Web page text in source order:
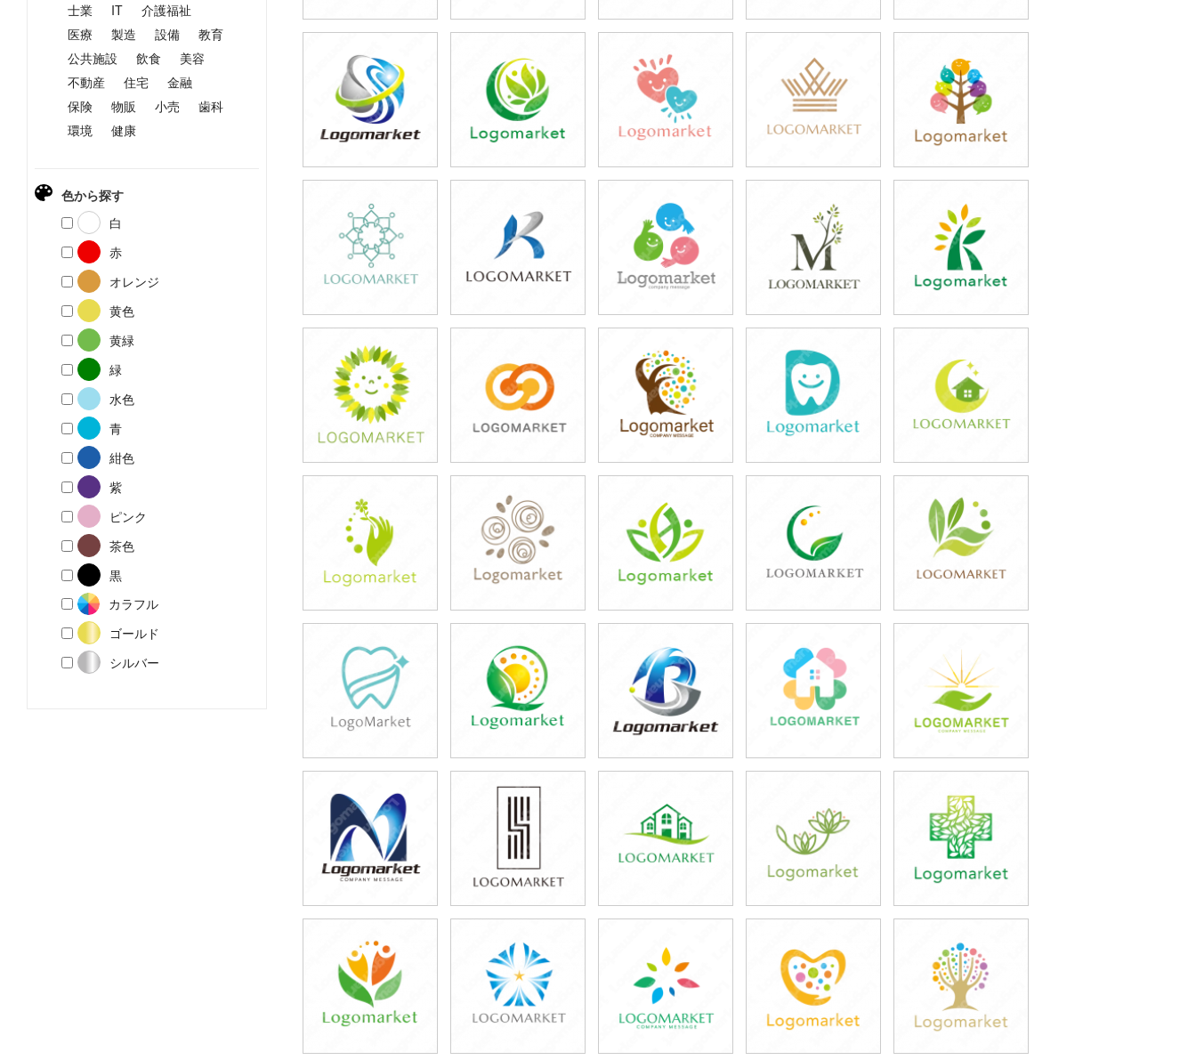
士業
IT
介護福祉
医療
製造 設備
教育
公共施設
飲食
美容
不動産
住宅
金融
保険
物販 小売
歯科
環境
健康
色から探す
白
赤
オレンジ
黄色
黄緑
緑
水色
青
紺色
紫
ピンク
茶色
黒
カラフル
ゴールド
シルバー
39,800円
(税込43,780円)
39,800円
(税込43,780円)
39,800円
(税込43,780円)
39,800円
(税込43,780円)
59,800円
(税込65,780円)
59,800円
(税込65,780円)
39,800円
(税込43,780円)
39,800円
(税込43,780円)
39,800円
(税込43,780円)
39,800円
(税込43,780円)
39,800円
(税込43,780円)
39,800円
(税込43,780円)
39,800円
(税込43,780円)
39,800円
(税込43,780円)
39,800円
(税込43,780円)
39,800円
(税込43,780円)
39,800円
(税込43,780円)
39,800円
(税込43,780円)
39,800円
(税込43,780円)
39,800円
(税込43,780円)
39,800円
(税込43,780円)
39,800円
(税込43,780円)
39,800円
(税込43,780円)
39,800円
(税込43,780円)
39,800円
(税込43,780円)
39,800円
(税込43,780円)
39,800円
(税込43,780円)
39,800円
(税込43,780円)
39,800円
(税込43,780円)
39,800円
(税込43,780円)
39,800円
(税込43,780円)
39,800円
(税込43,780円)
39,800円
(税込43,780円)
39,800円
(税込43,780円)
39,800円
(税込43,780円)